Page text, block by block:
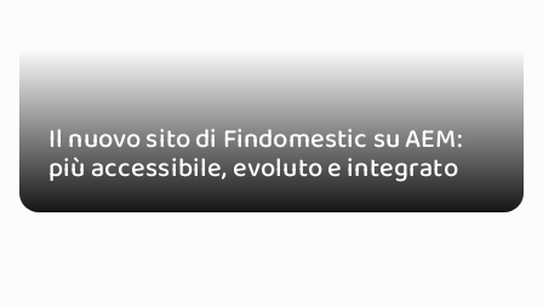
Il nuovo sito di Findomestic su AEM:
più accessibile, evoluto e integrato